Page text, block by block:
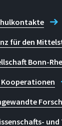
für den
Bonn-